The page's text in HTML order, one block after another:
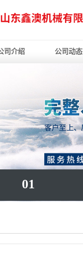
司介绍 公司动态
01